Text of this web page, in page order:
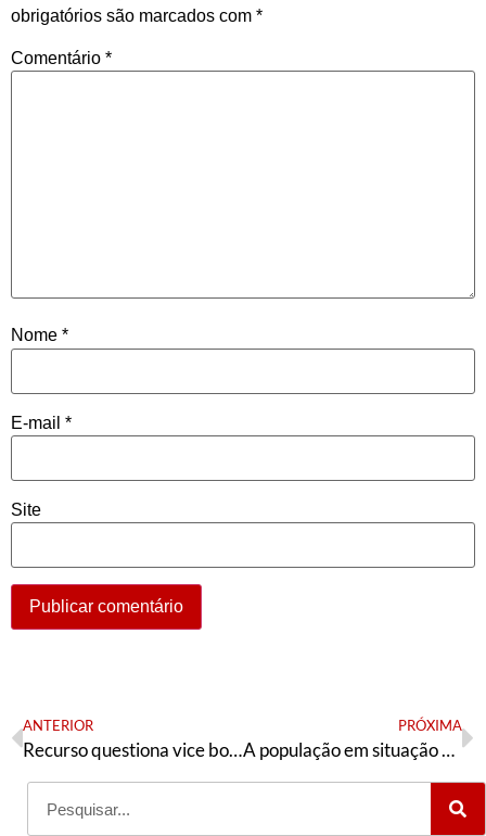
obrigatórios são marcados com *
Comentário *
Nome *
E-mail *
Site
ANTERIOR
Recurso questiona vice bolsonarista na chapa de Feira de Santana
PRÓXIMA
A população em situação de rua de Porto Alegre: indesejável ou necessária?